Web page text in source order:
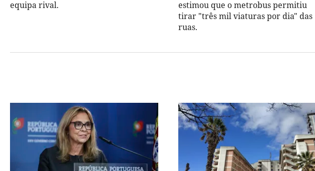
equipa rival.
estimou que o metrobus permitiu
tirar "três mil viaturas por dia" das
ruas.